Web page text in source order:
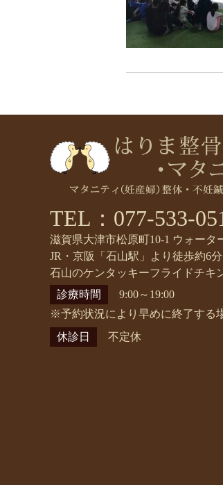
TEL：077-533-
滋賀県大津市松原町10-1 ウォータ
JR・京阪「石山駅」より徒歩約6分
石山のケンタッキーフライドチキ
診療時間
9:00～19:00
※予約状況により早めに終了する
休診日
不定休